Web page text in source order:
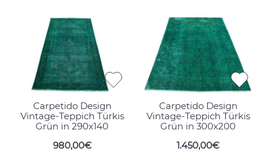
Carpetido Design
Vintage-Teppich Türkis
Grün in 290x140
980,00€
Carpetido Design
Vintage-Teppich Türkis
Grün in 300x200
1.450,00€